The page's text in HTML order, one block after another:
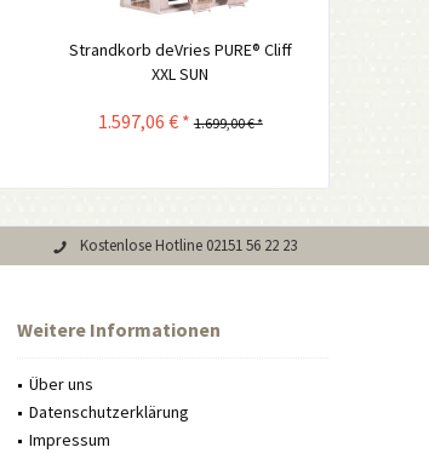
Strandkorb deVries PURE® Cliff
XXL SUN
1.597,06 € * 1.699,00 € *
Kostenlose Hotline 02151 56 22 23
Weitere Informationen
Über uns
Datenschutzerklärung
Impressum